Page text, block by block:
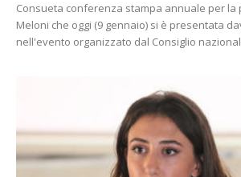
Consueta conferenza stampa annuale per la
Meloni che oggi (9 gennaio) si è presentata
nell'evento organizzato dal Consiglio